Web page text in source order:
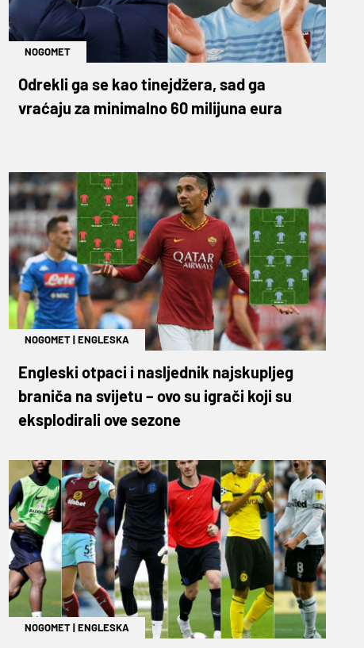
NOGOMET
Odrekli ga se kao tinejdžera, sad ga
vraćaju za minimalno 60 milijuna eura
NOGOMET|ENGLESKA
Engleski otpaci i nasljednik najskupljeg
braniča na svijetu – ovo su igrači koji su
eksplodirali ove sezone
NOGOMET|ENGLESKA